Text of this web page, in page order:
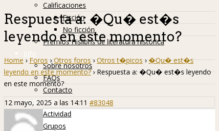
Calificaciones
Ficción
No ficción
Premios Hislibris de literatura histórica
Info
Sobre nosotros
FAQs
Contacto
Hislibreños
Actividad
Grupos
Respuesta a: �Qu� est�s
leyendo en este momento?
Home › Foros › Otros foros › Otros t�picos › �Qu� est�s
leyendo en este momento? › Respuesta a: �Qu� est�s leyendo
en este momento?
12 mayo, 2025 a las 14:11 #83048